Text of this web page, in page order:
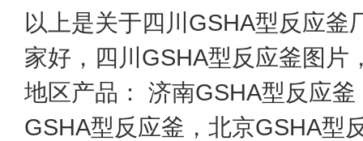
以上是关于四川GSHA型反应
家好，四川GSHA型反应釜图片
地区产品： 济南GSHA型反应釜
GSHA型反应釜 ， 北京GSHA型